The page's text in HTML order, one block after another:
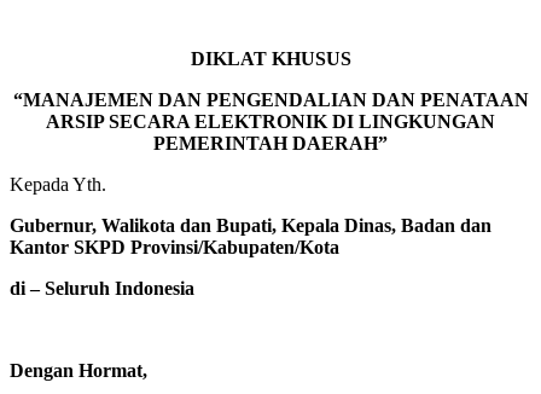
DIKLAT KHUSUS
“MANAJEMEN DAN PENGENDALIAN DAN PENATAAN
ARSIP SECARA ELEKTRONIK DI LINGKUNGAN
PEMERINTAH DAERAH”
Kepada Yth.
Gubernur, Walikota dan Bupati, Kepala Dinas, Badan dan
Kantor SKPD Provinsi/Kabupaten/Kota
di – Seluruh Indonesia
Dengan Hormat,